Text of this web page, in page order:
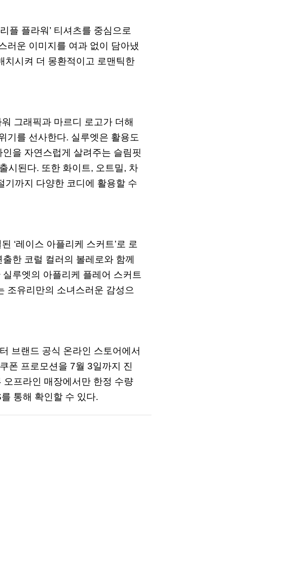
플 플라워’ 티셔츠를 중심으로
러운 이미지를 여과 없이 담아냈
치시켜 더 몽환적이고 로맨틱한
그래픽과 마르디 로고가 더해
기를 선사한다. 실루엣은 활용도
인을 자연스럽게 살려주는 슬림핏
출시된다. 또한 화이트, 오트밀, 차
기까지 다양한 코디에 활용할 수
‘레이스 아플리케 스커트’로 로
출한 코럴 컬러의 볼레로와 함께
실루엣의 아플리케 플레어 스커트
조유리만의 소녀스러운 감성으
브랜드 공식 온라인 스토어에서
쿠폰 프로모션을 7월 3일까지 진
오프라인 매장에서만 한정 수량
를 통해 확인할 수 있다.